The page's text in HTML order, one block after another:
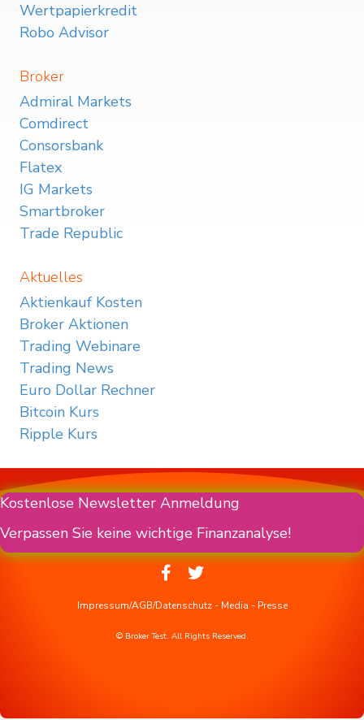
Wertpapierkredit
Robo Advisor
Broker
Admiral Markets
Comdirect
Consorsbank
Flatex
IG Markets
Smartbroker
Trade Republic
Aktuelles
Aktienkauf Kosten
Broker Aktionen
Trading Webinare
Trading News
Euro Dollar Rechner
Bitcoin Kurs
Ripple Kurs
Kostenlose Newsletter Anmeldung
Verpassen Sie keine wichtige Finanzanalyse!
Impressum/AGB/Datenschutz- Media - Presse
© Broker Test. All Rights Reserved.